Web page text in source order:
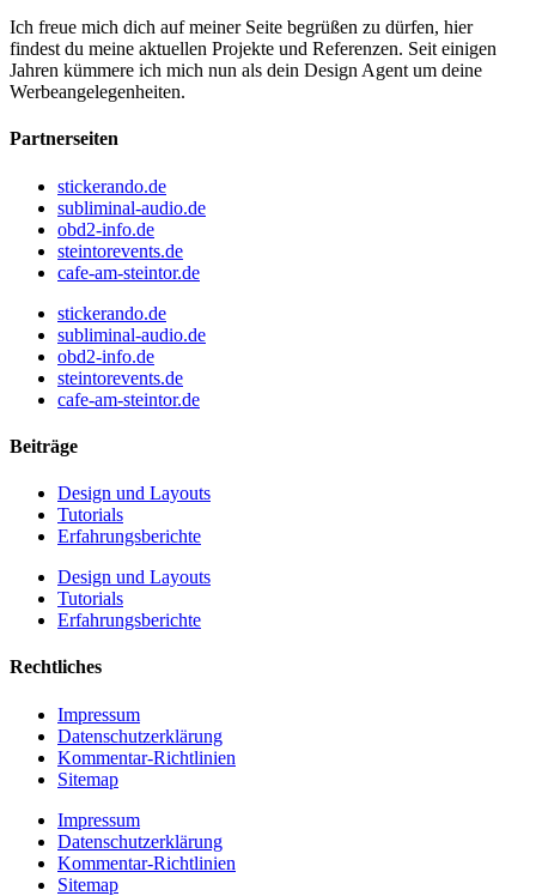
Ich freue mich dich auf meiner Seite begrüßen zu dürfen, hier
findest du meine aktuellen Projekte und Referenzen. Seit einigen
Jahren kümmere ich mich nun als dein Design Agent um deine
Werbeangelegenheiten.
Partnerseiten
stickerando.de
subliminal-audio.de
obd2-info.de
steintorevents.de
cafe-am-steintor.de
stickerando.de
subliminal-audio.de
obd2-info.de
steintorevents.de
cafe-am-steintor.de
Beiträge
Design und Layouts
Tutorials
Erfahrungsberichte
Design und Layouts
Tutorials
Erfahrungsberichte
Rechtliches
Impressum
Datenschutzerklärung
Kommentar-Richtlinien
Sitemap
Impressum
Datenschutzerklärung
Kommentar-Richtlinien
Sitemap